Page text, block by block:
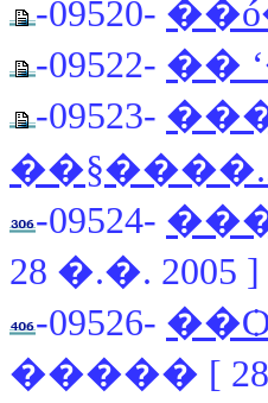
-09520-
-09522- ��
-09523-
-09524-
28 �.�. 2005 ]
-09526-
����� [ 28